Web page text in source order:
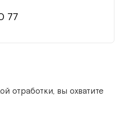
77
отработки, вы охватите